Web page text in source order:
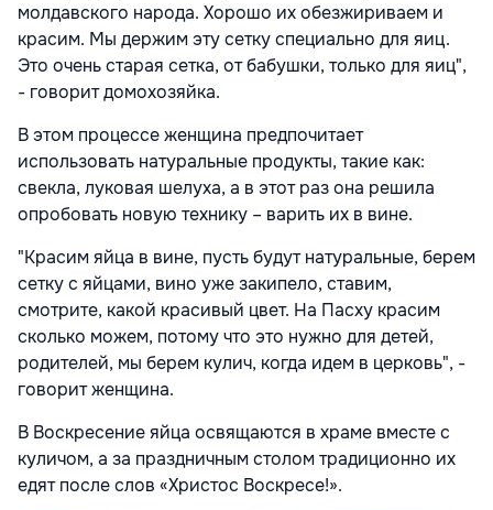
молдавского народа. Хорошо их обезжириваем и
красим. Мы держим эту сетку специально для яиц.
Это очень старая сетка, от бабушки, только для яиц",
- говорит домохозяйка.
В этом процессе женщина предпочитает
использовать натуральные продукты, такие как:
свекла, луковая шелуха, а в этот раз она решила
опробовать новую технику – варить их в вине.
"Красим яйца в вине, пусть будут натуральные, берем
сетку с яйцами, вино уже закипело, ставим,
смотрите, какой красивый цвет. На Пасху красим
сколько можем, потому что это нужно для детей,
родителей, мы берем кулич, когда идем в церковь", -
говорит женщина.
В Воскресение яйца освящаются в храме вместе с
куличом, а за праздничным столом традиционно их
едят после слов «Христос Воскресе!».